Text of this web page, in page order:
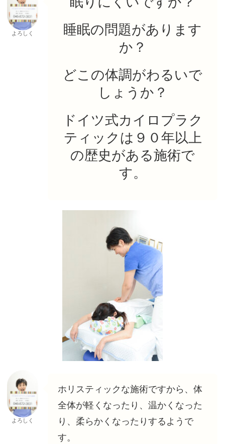
よろしく
睡眠の問題があります
か？
どこの体調がわるいで
しょうか？
ドイツ式カイロプラク
ティックは９０年以上
の歴史がある施術で
す。
よろしく
ホリスティックな施術ですから、体
全体が軽くなったり、温かくなった
り、柔らかくなったりするようで
す。